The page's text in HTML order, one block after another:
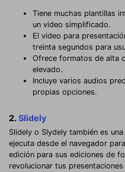
Tiene muchas plantillas
un video simplificado.
El video para
treinta segundos para
Ofrece formatos de alta
elevado.
Incluye varios audios
propias opciones.
2.Slidely
Slidely o Slydely también es
ejecuta desde el navegador
edición para sus ediciones de
revolucionar tus